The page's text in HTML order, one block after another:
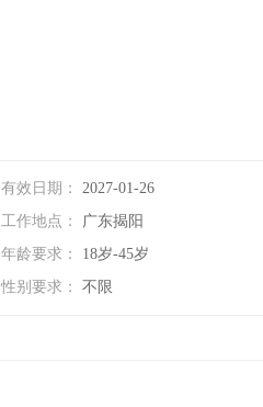
有效日期：
2027-01-26
工作地点：
广东揭阳
年龄要求：
18岁-45岁
性别要求： 不限